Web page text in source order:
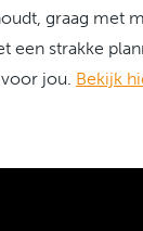
graag met
een strakke
jou. Bekijk